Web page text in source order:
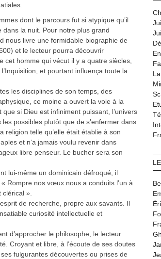
dont le parcours fut si atypique qu’il
dans la nuit. Pour notre plus grand
nous livre une formidable biographie de
et le lecteur pourra découvrir
cet homme qui vécut il y a quatre siècles,
et pourtant influença toute la
les disciplines de son temps, des
ce moine a ouvert la voie à la
si Dieu est infiniment puissant, l’univers
les possibles plutôt que de s’enfermer dans
religion telle qu’elle était établie à son
et n’a jamais voulu revenir dans
libre penseur. Le bucher sera son
lui-même un dominicain défroqué, il
Rompre nos vœux nous a conduits l’un à
».
de recherche, propre aux savants. Il
curiosité intellectuelle et
d’approcher le philosophe, le lecteur
Croyant et libre, à l’écoute de ses doutes
fulgurantes découvertes ou prises de